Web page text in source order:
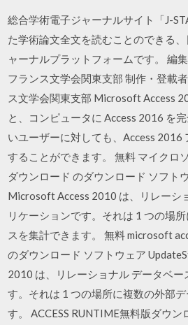
総合学術電子ジャーナルサイト「J-
た学術論文全文を読むことのできる
ャーナルプラットフォームです。 編
フランス文学会関東支部 制作・登載
ス文学会関東支部 Microsoft Access
と、コンピュータに Access 2016 を
いユーザーに対しても、Access 2016
することができます。 無料 マイクロ
ダウンロード のダウンロード ソフト
Microsoft Access 2010 は、リレーシ
リケーションです。それは 1 つの場
スを集計できます。 無料 microsoft
のダウンロード ソフトウェア
2010 は、リレーショナル データベー
す。それは 1 つの場所に複数の外部
す。 ACCESS RUNTIME無料版ダウン